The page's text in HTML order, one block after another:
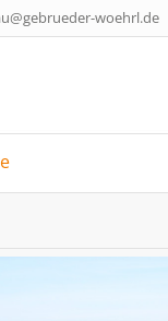
woehrl.de